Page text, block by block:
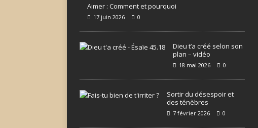
Aimer : Comment et pourquoi
17 juin 2026 0
Dieu t’a créé selon son
plan – vidéo
18 mai 2026 0
Sortir du désespoir et
des ténèbres
7 février 2026 0